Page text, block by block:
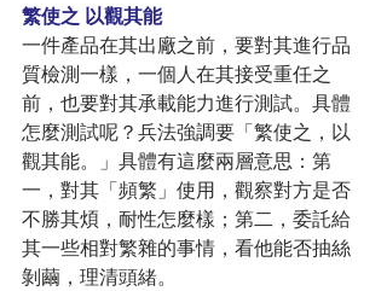
繁使之 以觀其能
一件產品在其出廠之前，要對其進行品
質檢測一樣，一個人在其接受重任之
前，也要對其承載能力進行測試。具體
怎麼測試呢？兵法強調要「繁使之，以
觀其能。」具體有這麼兩層意思：第
一，對其「頻繁」使用，觀察對方是否
不勝其煩，耐性怎麼樣；第二，委託給
其一些相對繁雜的事情，看他能否抽絲
剝繭，理清頭緒。